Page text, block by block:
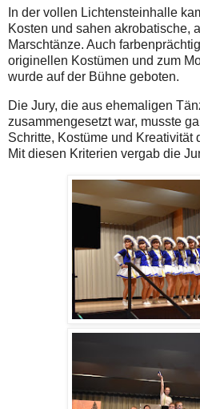
In der vollen Lichtensteinhalle
Kosten und sahen akrobatische,
Marschtänze. Auch
originellen Kostümen und zum
wurde auf der Bühne geboten.
Die Jury, die aus ehemaligen
zusammengesetzt war, musste
Schritte, Kostüme und Kreativität
Mit diesen Kriterien vergab die